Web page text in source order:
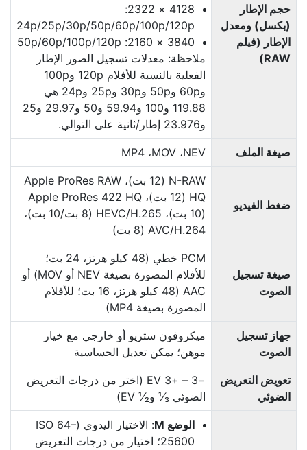
حجم الإطار
(بكسل) ومعدل
الإطار (فيلم
RAW)
4128 × 2322:
120p‏/100p‏/60p‏/50p‏/30p‏/25p‏/24p
3840 × 2160: 120p‏/100p‏/60p‏/50p
ملاحظة: معدلات تسجيل الصور الإطار
الفعلية بالنسبة للأفلام 120p و100p
و60p و50p و30p و25p و24p هي
119.88 و100 و59.94 و50 و29.97 و25
و23.976 إطار/ثانية على التوالي.
صيغة الملف NEV، ‏MOV، ‏MP4
ضغط الفيديو
N-RAW ‏(12 بت)، Apple ProRes RAW
HQ ‏(12 بت)، Apple ProRes 422 HQ
‏(10 بت)، H.265‏/HEVC ‏(8 بت/10 بت)،
H.264‏/AVC ‏(8 بت)
صيغة تسجيل
الصوت
PCM خطي (48 كيلو هرتز، 24 بت؛
للأفلام المصورة بصيغة NEV أو MOV) أو
AAC (48 كيلو هرتز، 16 بت؛ للأفلام
المصورة بصيغة MP4)
جهاز تسجيل
الصوت
ميكروفون ستريو أو خارجي مع خيار
موهن؛ يمكن تعديل الحساسية
تعويض التعريض
الضوئي
−3 – +‏3 EV (اختر من درجات التعريض
الضوئي ¹⁄₃ و¹⁄₂ ‏EV)
الوضع M
: الاختيار اليدوي (ISO 64–
25600؛ اختيار من درجات التعريض